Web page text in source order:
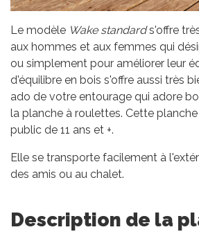
Le modèle Wake standards'offre
aux hommes et aux femmes qui
ou simplement pour améliorer leur
d'équilibre en bois s'offre aussi très
ado de votre entourage qui adore
la planche à roulettes. Cette
public de 11 ans et +.
Elle se transporte facilement à
des amis ou au chalet.
Description de la